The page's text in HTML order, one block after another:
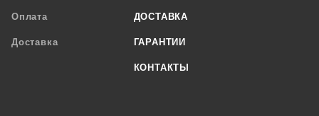
Оплата
Доставка
ДОСТАВКА
ГАРАНТИИ
КОНТАКТЫ